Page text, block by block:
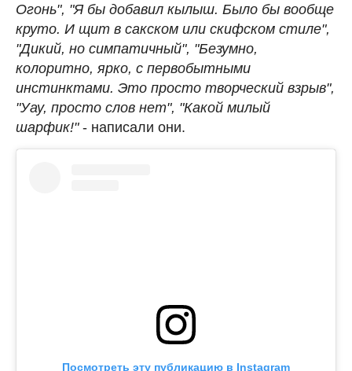
Огонь", "Я бы добавил кылыш. Было бы вообще
круто. И щит в сакском или скифском стиле",
"Дикий, но симпатичный", "Безумно,
колоритно, ярко, с первобытными
инстинктами. Это просто творческий взрыв",
"Уау, просто слов нет", "Какой милый
шарфик!"- написали они.
Посмотреть эту публикацию в Instagram